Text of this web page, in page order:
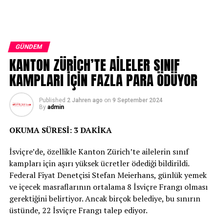
GÜNDEM
KANTON ZÜRİCH’TE AİLELER SINIF
KAMPLARI İÇİN FAZLA PARA ÖDÜYOR
Published 2 Jahren ago on 9 September 2024
By admin
OKUMA SÜRESİ: 3 DAKİKA
İsviçre’de, özellikle Kanton Zürich’te ailelerin sınıf
kampları için aşırı yüksek ücretler ödediği bildirildi.
Federal Fiyat Denetçisi Stefan Meierhans, günlük yemek
ve içecek masraflarının ortalama 8 İsviçre Frangı olması
gerektiğini belirtiyor. Ancak birçok belediye, bu sınırın
üstünde, 22 İsviçre Frangı talep ediyor.